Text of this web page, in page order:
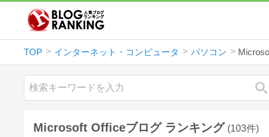
TOP インターネット・コンピュータ パソコン
検
Microsoft Officeブログ ランキング (103件)